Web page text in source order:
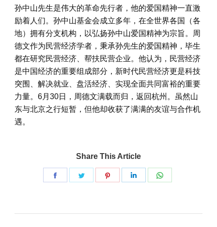
孙中山先生是伟大的革命先行者，他的爱国精神一直激
励着人们。孙中山基金会成立多年，在全世界各国（各
地）拥有分支机构，以弘扬孙中山爱国精神为宗旨。周
德文作为民营经济学者，秉承孙先生的爱国精神，毕生
都在研究民营经济、帮扶民营企业。他认为，民营经济
是中国经济的重要组成部分，新时代民营经济更是科技
突围、解决就业、盘活经济、实现全面共同富裕的重要
力量。6月30日，周德文满载而归，返回杭州。虽然山
东与北京之行短暂，但他却收获了满满的友谊与合作机
遇。
Share This Article
Share
Share
Share
Share